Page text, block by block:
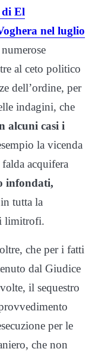
di El
nel luglio
al ceto politico
dell’ordine, per
indagini, che
alcuni casi i
la vicenda
acquifera
infondati,
tutta la
limitrofi.
che per i fatti
dal Giudice
il sequestro
per le
che non